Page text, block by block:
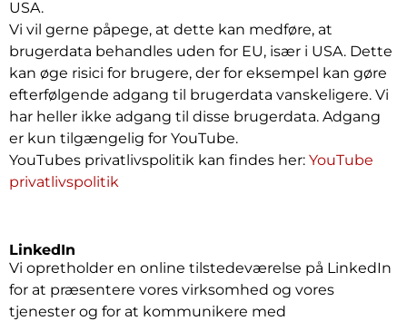
USA.
Vi vil gerne påpege, at dette kan medføre, at
brugerdata behandles uden for EU, især i USA. Dette
kan øge risici for brugere, der for eksempel kan gøre
efterfølgende adgang til brugerdata vanskeligere. Vi
har heller ikke adgang til disse brugerdata. Adgang
er kun tilgængelig for YouTube.
YouTubes privatlivspolitik kan findes her: YouTube
privatlivspolitik
LinkedIn
Vi opretholder en online tilstedeværelse på LinkedIn
for at præsentere vores virksomhed og vores
tjenester og for at kommunikere med